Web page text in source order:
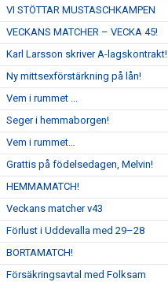
VI STÖTTAR MUSTASCHKAMPEN
VECKANS MATCHER – VECKA 45!
Karl Larsson skriver A-lagskontrakt!
Ny mittsexförstärkning på lån!
Vem i rummet ...
Seger i hemmaborgen!
Vem i rummet…
Grattis på födelsedagen, Melvin!
HEMMAMATCH!
Veckans matcher v43
Förlust i Uddevalla med 29–28
BORTAMATCH!
Försäkringsavtal med Folksam